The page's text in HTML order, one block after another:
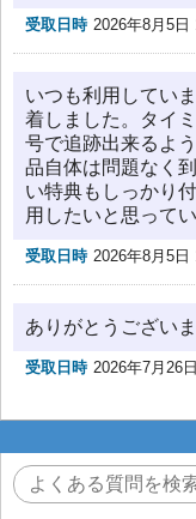
受取日時 2026年8月5日
いつも利用してい
着しました。タイ
号で追跡出来るよ
品自体は問題なく
い特典もしっかり
用したいと思ってい
受取日時 2026年8月5日
ありがとうございま
受取日時 2026年7月26